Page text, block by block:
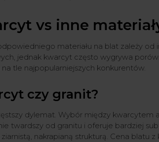
vs inne
materiału na blat zależy
jednak kwarcyt często wygrywa
tle najpopularniejszych konkurentów.
czy granit?
dylemat. Wybór między kwarcytem
twardszy od granitu i oferuje bardziej
nakrapianą strukturą. Cena blatu